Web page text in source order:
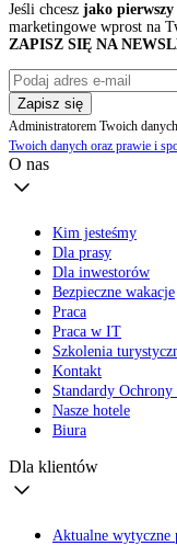
Jeśli chcesz jako
marketingowe wprost na
ZAPISZ SIĘ NA
Zapisz się
Administratorem Twoich
Twoich danych oraz prawie i
O nas
Kim jesteśmy
Dla prasy
Dla inwestorów
Bezpieczne wakacje
Praca
Praca w IT
Szkolenia
Kontakt
Standardy Ochrony
Nasze hotele
Biura
Dla klientów
Aktualne wytyczne